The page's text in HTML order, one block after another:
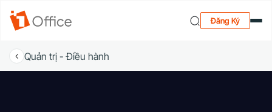
Đăng Ký
Quản trị - Điều hành